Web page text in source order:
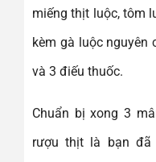
miếng thịt luộc, tôm
kèm gà luộc nguyên
và 3 điếu thuốc.
Chuẩn bị xong 3
rượu thịt là bạn đã